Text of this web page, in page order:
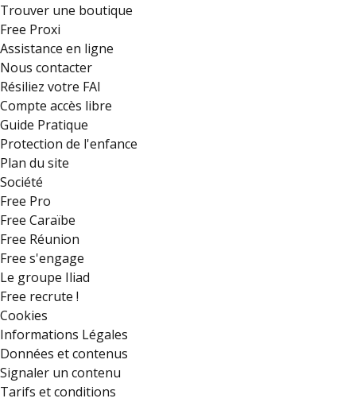
Trouver une boutique
Free Proxi
Assistance en ligne
Nous contacter
Résiliez votre FAI
Compte accès libre
Guide Pratique
Protection de l'enfance
Plan du site
Société
Free Pro
Free Caraïbe
Free Réunion
Free s'engage
Le groupe Iliad
Free recrute !
Cookies
Informations Légales
Données et contenus
Signaler un contenu
Tarifs et conditions